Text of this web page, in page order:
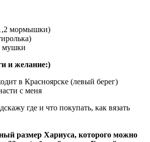
мормышки)
мушки
и желание:)
в Красноярске (левый берег)
с меня
где и что покупать, как вязать
размер Хариуса, которого можно